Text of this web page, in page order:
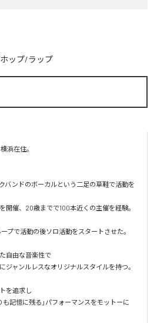
ップ/ラップ
浜在住。
バンドのボーカルという二足の草鞋で活動を
開催、20歳までで100本近くの主催を経験。
プで活動の後ソロ活動をスタートさせた。
自由な音楽性で
ジャンルレスなオリジナルスタイルを持つ。
を追求し
も記憶に残る」パフォーマンスをモットーに